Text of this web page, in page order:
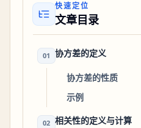
快速定位
文章目录
01 协方差的定义
协方差的性质
示例
02 相关性的定义与计算